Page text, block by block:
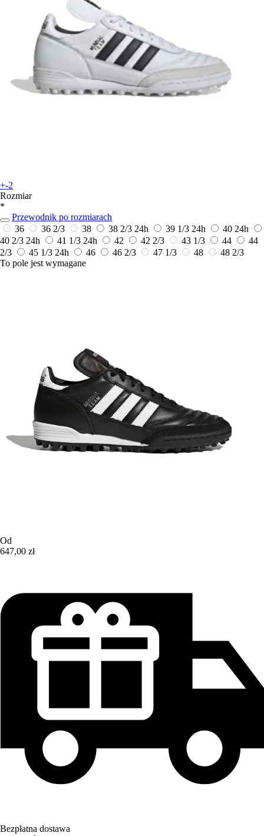
+-2
Rozmiar
*
Przewodnik po rozmiarach
36
36 2/3 38 38 2/3 24h 39 1/3 24h 40 24h
40 2/3 24h 41 1/3 24h 42 42 2/3 43 1/3 44
44
2/3
45 1/3 24h 46 46 2/3 47 1/3 48
48 2/3
To pole jest wymagane
Od
647,00 zł
Bezpłatna dostawa